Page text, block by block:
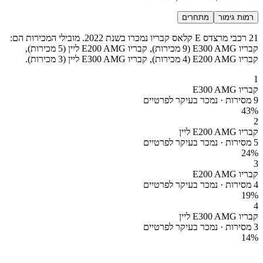
רמות גימור מתחרים
21 רכבי מרצדס E קלאס קבריו נמכרו בשנת 2022. מובילי המכירות הם:
קבריו E300 AMG (9 מכירות), קבריו E200 AMG ליין (5 מכירות),
קבריו E200 AMG (4 מכירות), קבריו E300 AMG ליין (3 מכירות).
1
קבריו E300 AMG
9 מסירות · נמכר בעיקר לפרטיים
43%
2
קבריו E200 AMG ליין
5 מסירות · נמכר בעיקר לפרטיים
24%
3
קבריו E200 AMG
4 מסירות · נמכר בעיקר לפרטיים
19%
4
קבריו E300 AMG ליין
3 מסירות · נמכר בעיקר לפרטיים
14%